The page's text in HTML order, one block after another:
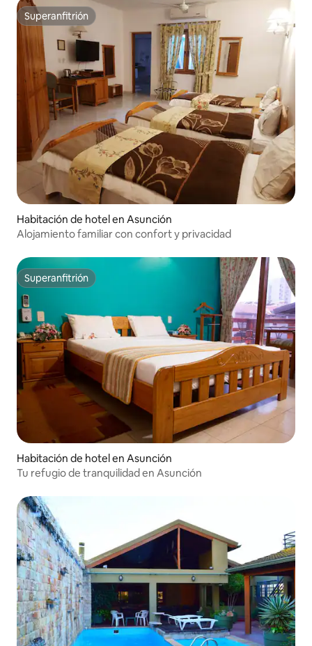
Superanfitrión
Superanfitrión
Habitación de hotel en Asunción
Alojamiento familiar con confort y privacidad
Superanfitrión
Superanfitrión
Habitación de hotel en Asunción
Tu refugio de tranquilidad en Asunción